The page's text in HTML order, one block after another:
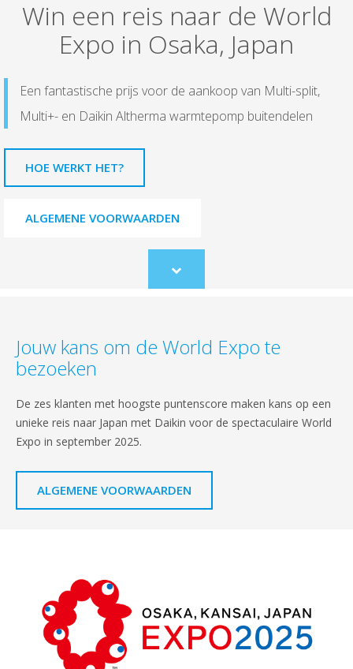
Win een reis naar de World
Expo in Osaka, Japan
Een fantastische prijs voor de aankoop van Multi-split,
Multi+- en Daikin Altherma warmtepomp buitendelen
HOE WERKT HET?
ALGEMENE VOORWAARDEN
Scroll
to
Jouw kans om de World Expo te
bezoeken
De zes klanten met hoogste puntenscore maken kans op een
unieke reis naar Japan met Daikin voor de spectaculaire World
Expo in september 2025.
ALGEMENE VOORWAARDEN